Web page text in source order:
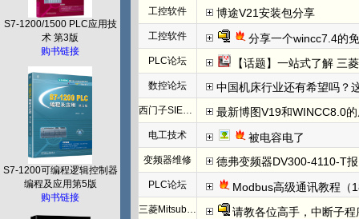
S7-1200/1500 PLC应用技
术 第3版
购书链接
S7-1200可编程逻辑控制器
编程及应用第5版
购书链接
工控软件 博途V21安装包分享
工控软件 分享一个wincc7.4的
PLC论坛 【话题】一站式了解 三菱FX5U
数控论坛 中国机床行业还有希望吗？
西门子SIEMENS 最新博图V19和WINCC8.0
电工技术 被电容电了
变频器维修 德弗变频器DV300-4110-T报NFF故
PLC论坛 Modbus高级通讯教程（
三菱Mitsubishi 请教各位高手，中断子